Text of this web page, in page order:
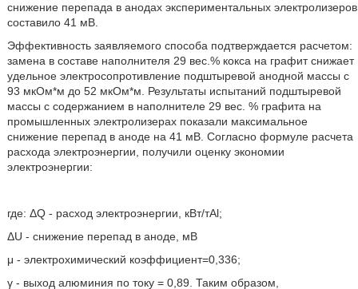
снижение перепада в анодах экспериментальных электролизеров
составило 41 мВ.
Эффективность заявляемого способа подтверждается расчетом:
замена в составе наполнителя 29 вес.% кокса на графит снижает
удельное электросопротивление подштыревой анодной массы с
93 мкОм*м до 52 мкОм*м. Результаты испытаний подштыревой
массы с содержанием в наполнителе 29 вес. % графита на
промышленных электролизерах показали максимальное
снижение перепад в аноде на 41 мВ. Согласно формуле расчета
расхода электроэнергии, получили оценку экономии
электроэнергии:
где: ΔQ - расход электроэнергии, кВт/тАl;
ΔU - снижение перепад в аноде, мВ
μ - электрохимический коэффициент=0,336;
γ - выход алюминия по току = 0,89. Таким образом,